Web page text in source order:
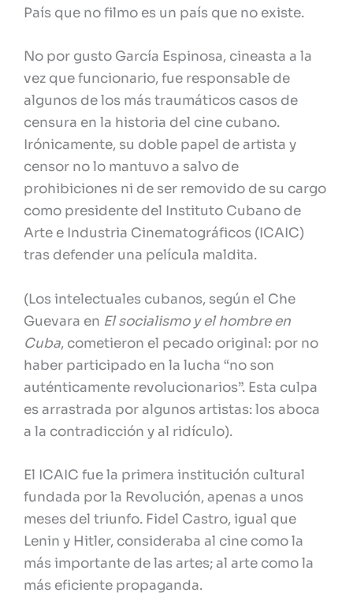
País que no filmo es un país que no existe.
No por gusto García Espinosa, cineasta a la
vez que funcionario, fue responsable de
algunos de los más traumáticos casos de
censura en la historia del cine cubano.
Irónicamente, su doble papel de artista y
censor no lo mantuvo a salvo de
prohibiciones ni de ser removido de su cargo
como presidente del Instituto Cubano de
Arte e Industria Cinematográficos (ICAIC)
tras defender una película maldita.
(Los intelectuales cubanos, según el Che
Guevara en El socialismo y el hombre en
Cuba, cometieron el pecado original: por no
haber participado en la lucha “no son
auténticamente revolucionarios”. Esta culpa
es arrastrada por algunos artistas: los aboca
a la contradicción y al ridículo).
El ICAIC fue la primera institución cultural
fundada por la Revolución, apenas a unos
meses del triunfo. Fidel Castro, igual que
Lenin y Hitler, consideraba al cine como la
más importante de las artes; al arte como la
más eficiente propaganda.